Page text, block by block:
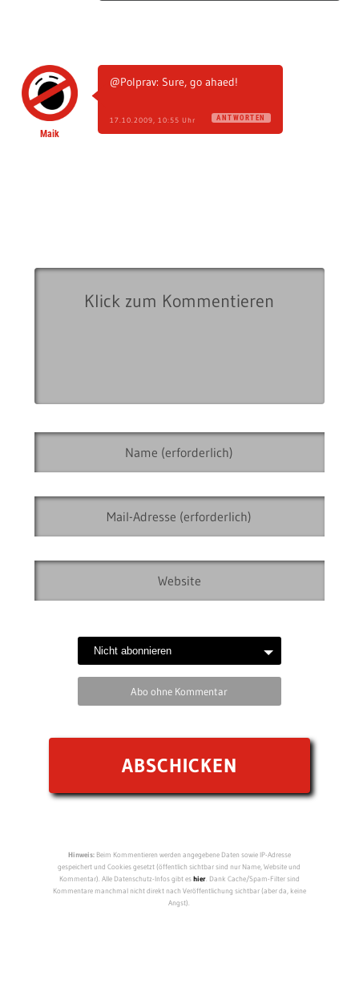
Maik
@Polprav: Sure, go ahaed!
17.10.2009, 10:55 Uhr ANTWORTEN
Abo ohne Kommentar
Hinweis:Beim Kommentieren werden angegebene Daten sowie IP-Adresse
gespeichert und Cookies gesetzt (öffentlich sichtbar sind nur Name, Website und
Kommentar). Alle Datenschutz-Infos gibt eshier. Dank Cache/Spam-Filter sind
Kommentare manchmal nicht direkt nach Veröffentlichung sichtbar (aber da, keine
Angst).